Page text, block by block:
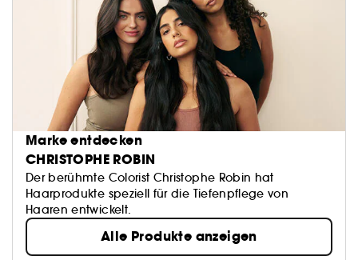
Marke entdecken
CHRISTOPHE ROBIN
Der berühmte Colorist Christophe Robin hat
Haarprodukte speziell für die Tiefenpflege von
Haaren entwickelt.
Alle Produkte anzeigen